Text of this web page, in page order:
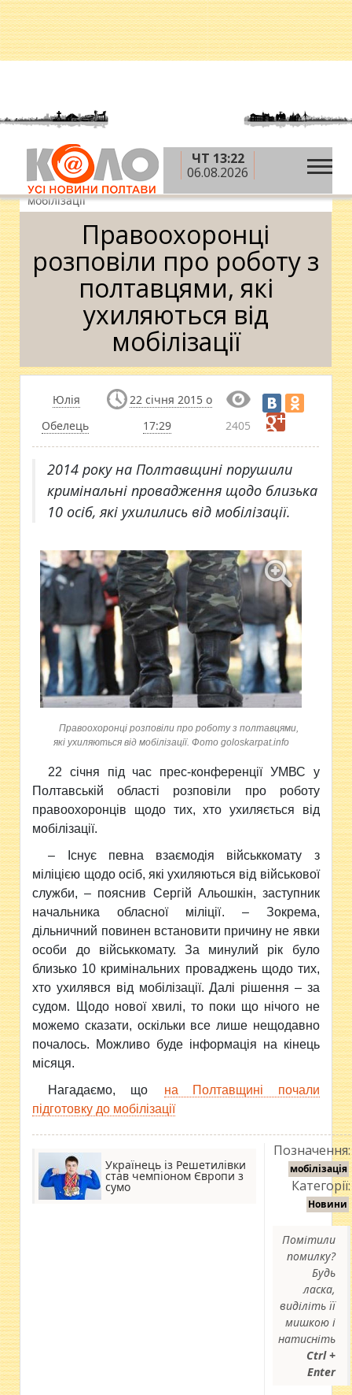
ЧТ 13:22
06.08.2026
Головна » Новини »
Правоохоронці розповіли
про роботу з полтавцями, які ухиляються від
мобілізації
Правоохоронці
розповіли про роботу з
полтавцями, які
ухиляються від
мобілізації
Юлія
Обелець
22 січня 2015 о
17:29
2405
2014 року на Полтавщині порушили
кримінальні провадження щодо близька
10 осіб, які ухилились від мобілізації.
Правоохоронці розповіли про роботу з полтавцями,
які ухиляються від мобілізації. Фото goloskarpat.info
22 січня під час прес-конференції УМВС у
Полтавськійобласті розповіли про роботу
правоохоронців щодо тих, хто ухиляється від
мобілізації.
– Існує певна взаємодія військкомату з
міліцією щодо осіб, які ухиляються від військової
служби, – пояснив Сергій Альошкін, заступник
начальника обласної міліції. – Зокрема,
дільничний повинен встановити причину не явки
особи до військкомату. За минулий рік було
близько 10 кримінальних проваджень щодо тих,
хто ухилявся від мобілізації. Далі рішення – за
судом. Щодо нової хвилі, то поки що нічого не
можемо сказати, оскільки все лише нещодавно
почалось. Можливо буде інформація на кінець
місяця.
Нагадаємо, що
на Полтавщині почали
підготовку до мобілізації
Українець із Решетилівки
став чемпіоном Європи з
сумо
Позначення:
мобілізація
Категорії:
Новини
Помітили
помилку?
Будь
ласка,
виділіть її
мишкою і
натисніть
Ctrl +
Enter